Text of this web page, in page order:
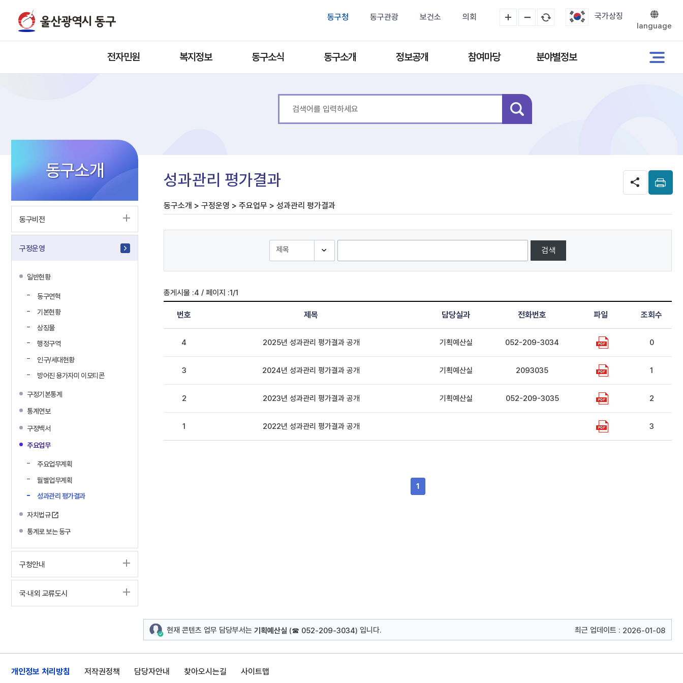
동구청 동구관광 보건소 의회 국가상징
language
전자민원 복지정보 동구소식 동구소개 정보공개 참여마당 분야별정보
동구소개
동구비전
구정운영
일반현황
동구연혁
기본현황
상징물
행정구역
인구/세대현황
방어진 용가자미 이모티콘
구정기본통계
통계연보
구정백서
주요업무
주요업무계획
월별업무계획
성과관리 평가결과
자치법규
통계로 보는 동구
구청안내
국·내외 교류도시
성과관리 평가결과
동구소개 > 구정운영 > 주요업무 > 성과관리 평가결과
검색
총게시물 :4 / 페이지 :1/1
번호 제목 담당실과 전화번호 파일 조회수
4 2025년 성과관리 평가결과 공개 기획예산실 052-209-3034 0
3 2024년 성과관리 평가결과 공개 기획예산실 2093035 1
2 2023년 성과관리 평가결과 공개 기획예산실 052-209-3035 2
1 2022년 성과관리 평가결과 공개 3
1
현재 콘텐츠 업무 담당부서는 기획예산실 (☎ 052-209-3034) 입니다. 최근 업데이트 : 2026-01-08
개인정보 처리방침 저작권정책 담당자안내 찾아오시는길 사이트맵